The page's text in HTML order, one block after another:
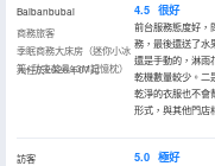
Baibanbubai
商務旅客
季眠商務大床房（迷你小冰
箱+功夫茶具+3M記憶枕）
入住於2026年07月
4.5 很好
前台服務態度好，
務，最後還送了水
還是手動的，淋雨
乾機數量較少。二
乾淨的衣服也不會
形式，與其他門店
訪客
5.0 極好